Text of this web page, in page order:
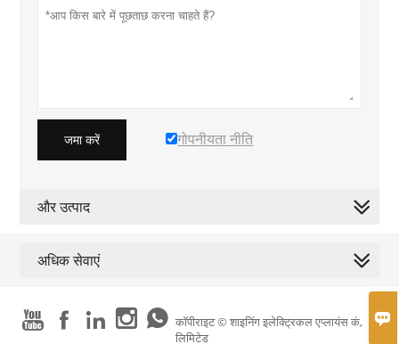

जमा करें गोपनीयता नीति
और उत्पाद
अधिक सेवाएं
     कॉपीराइट © शाइनिंग इलेक्ट्रिकल एप्लायंस कं,
लिमिटेड